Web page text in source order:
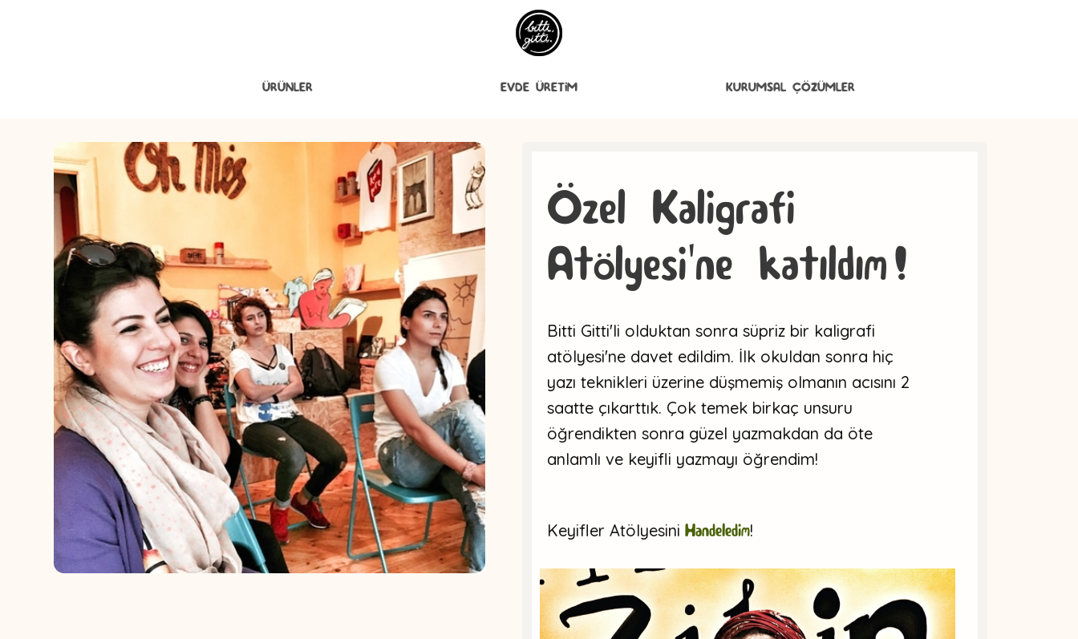
ÜRÜNLER EVDE ÜRETİM KURUMSAL ÇÖZÜMLER
Özel Kaligrafi
Atölyesi'ne katıldım!
Bitti Gitti'li olduktan sonra süpriz bir kaligrafi
atölyesi'ne davet edildim. İlk okuldan sonra hiç
yazı teknikleri üzerine düşmemiş olmanın acısını 2
saatte çıkarttık. Çok temek birkaç unsuru
öğrendikten sonra güzel yazmakdan da öte
anlamlı ve keyifli yazmayı öğrendim!
Keyifler Atölyesini Handeledim!